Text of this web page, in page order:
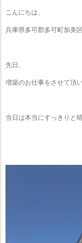
こんにちは、
兵庫県多可郡多可町加美
先日、
増築のお仕事をさせて頂
当日は本当にすっきりと